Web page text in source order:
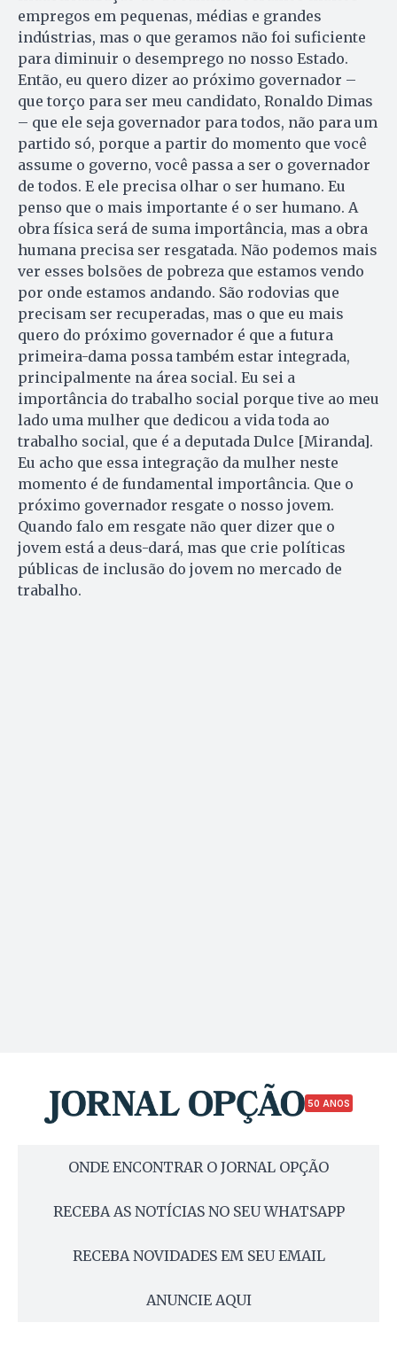
empregos em pequenas, médias e grandes
indústrias, mas o que geramos não foi suficiente
para diminuir o desemprego no nosso Estado.
Então, eu quero dizer ao próximo governador –
que torço para ser meu candidato, Ronaldo Dimas
– que ele seja governador para todos, não para um
partido só, porque a partir do momento que você
assume o governo, você passa a ser o governador
de todos. E ele precisa olhar o ser humano. Eu
penso que o mais importante é o ser humano. A
obra física será de suma importância, mas a obra
humana precisa ser resgatada. Não podemos mais
ver esses bolsões de pobreza que estamos vendo
por onde estamos andando. São rodovias que
precisam ser recuperadas, mas o que eu mais
quero do próximo governador é que a futura
primeira-dama possa também estar integrada,
principalmente na área social. Eu sei a
importância do trabalho social porque tive ao meu
lado uma mulher que dedicou a vida toda ao
trabalho social, que é a deputada Dulce [Miranda].
Eu acho que essa integração da mulher neste
momento é de fundamental importância. Que o
próximo governador resgate o nosso jovem.
Quando falo em resgate não quer dizer que o
jovem está a deus-dará, mas que crie políticas
públicas de inclusão do jovem no mercado de
trabalho.
50 ANOS
ONDE ENCONTRAR O JORNAL OPÇÃO
RECEBA AS NOTÍCIAS NO SEU WHATSAPP
RECEBA NOVIDADES EM SEU EMAIL
ANUNCIE AQUI